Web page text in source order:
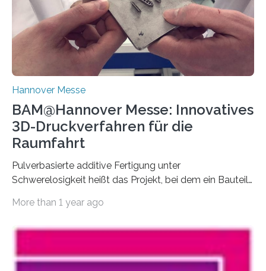
Hannover Messe
BAM@Hannover Messe: Innovatives
3D-Druckverfahren für die
Raumfahrt
Pulverbasierte additive Fertigung unter
Schwerelosigkeit heißt das Projekt, bei dem ein Bauteil
More than 1 year ago